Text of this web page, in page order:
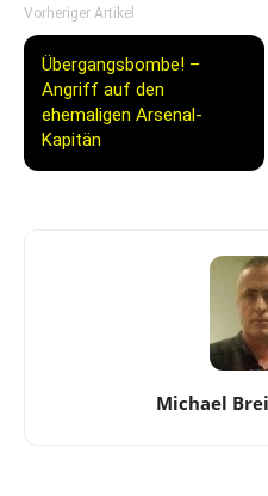
Vorheriger Artikel
Übergangsbombe! –
Angriff auf den
ehemaligen Arsenal-
Kapitän
Michael